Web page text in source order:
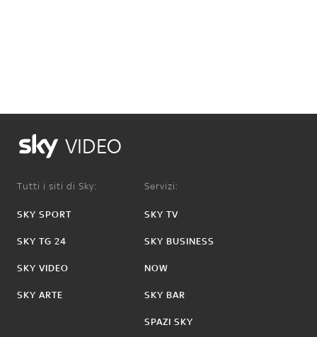
VIDEO
Tutti i siti di Sky:
SKY SPORT
SKY TG 24
SKY VIDEO
SKY ARTE
Servizi:
SKY TV
SKY BUSINESS
NOW
SKY BAR
SPAZI SKY